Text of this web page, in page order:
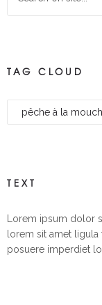
TAG CLOUD
pêche à la
TEXT
Lorem ipsum dolor
lorem sit amet ligula
posuere imperdiet